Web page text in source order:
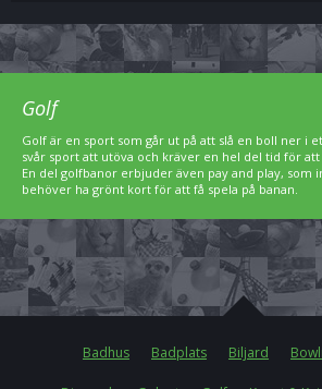
Golf
Golf är en sport som går ut på att slå en boll ner i
svår sport att utöva och kräver en hel del tid för att
En del golfbanor erbjuder även pay and play, som
behöver ha grönt kort för att få spela på banan.
Badhus Badplats Biljard